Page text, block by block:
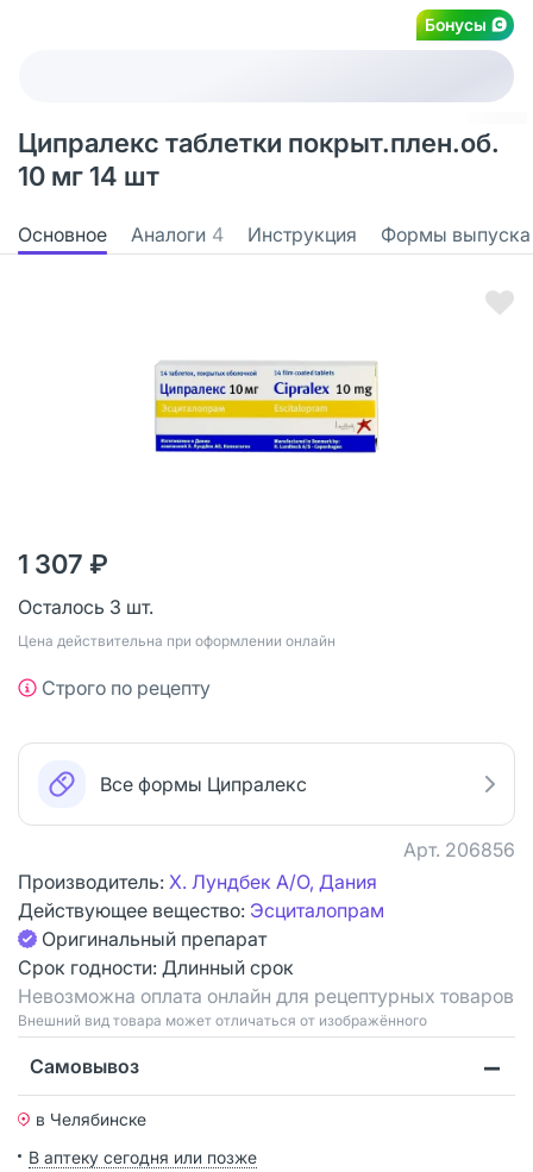
Бонусы
Ципралекс таблетки покрыт.плен.об.
10 мг 14 шт
Основное Аналоги 4 Инструкция Формы выпуска
1 307 ₽
Осталось 3 шт.
Цена действительна при оформлении онлайн
Строго по рецепту
Все формы Ципралекс
Арт. 206856
Производитель: Х. Лундбек А/О, Дания
Действующее вещество: Эсциталопрам
Оригинальный препарат
Срок годности: Длинный срок
Невозможна оплата онлайн для рецептурных товаров
Bнешний вид товара может отличаться от изображённого
Самовывоз
в Челябинске
В аптеку сегодня или позже